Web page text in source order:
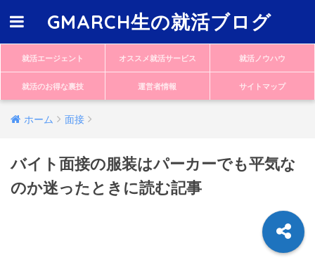
GMARCH生の就活ブログ
就活エージェント オススメ就活サービス 就活ノウハウ
就活のお得な裏技 運営者情報 サイトマップ
ホーム 面接
バイト面接の服装はパーカーでも平気な
のか迷ったときに読む記事